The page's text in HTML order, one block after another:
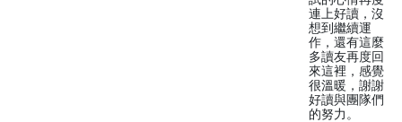
連上好讀，沒
想到繼續運
作，還有這麼
多讀友再度回
來這裡，感覺
很溫暖，謝謝
好讀與團隊們
的努力。